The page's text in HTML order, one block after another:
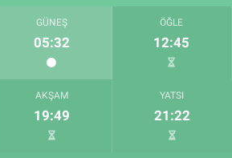
GÜNEŞ
05:32
ÖĞLE
12:45
AKŞAM
19:49
YATSI
21:22